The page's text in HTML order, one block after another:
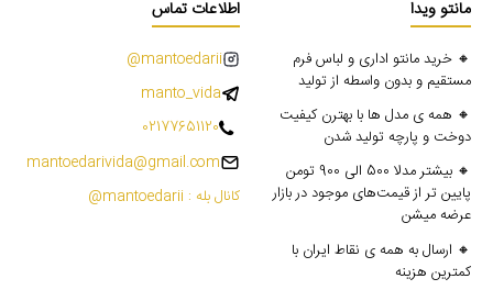
مانتو ویدا
🔸 خرید مانتو اداری و لباس فرم
مستقیم و بدون واسطه از تولید
🔸 همه ی مدل ها با بهترن کیفیت
دوخت و پارچه تولید شدن
🔸 بیشتر مدلا 500 الی 900 تومن
پایین تر از قیمت‌های موجود در بازار
عرضه میشن
🔸 ارسال به همه ی نقاط ایران با
کمترین هزینه
اطلاعات تماس
mantoedarii@
manto_vida
02177651120
mantoedarivida@gmail.com
کانال بله : mantoedarii@